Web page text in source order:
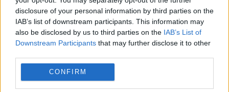
disclosure of your personal information by third parties on the
IAB’s list of downstream participants. This information may
also be disclosed by us to third parties on the IAB’s List of
Downstream Participants that may further disclose it to other
CONFIRM
Strigăt disperat din partea Cehiei!
Cere ajutor Europei. Spitalele nu mai
fac faţă
5 MARTIE 2021